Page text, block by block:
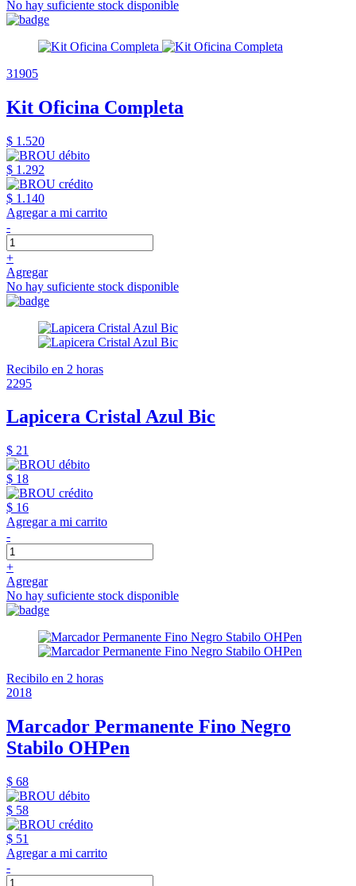
No hay suficiente stock disponible
31905
Kit Oficina Completa
$ 1.520
$ 1.292
$ 1.140
Agregar a mi carrito
-
+
Agregar
No hay suficiente stock disponible
Recibilo en 2 horas
2295
Lapicera Cristal Azul Bic
$ 21
$ 18
$ 16
Agregar a mi carrito
-
+
Agregar
No hay suficiente stock disponible
Recibilo en 2 horas
2018
Marcador Permanente Fino Negro
Stabilo OHPen
$ 68
$ 58
$ 51
Agregar a mi carrito
-